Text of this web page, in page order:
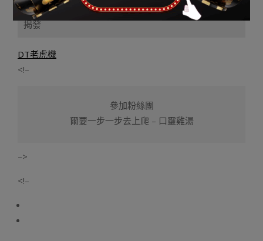
置，感謝互助!
揭發
DT老虎機
<!–
參加粉絲團
爾要一步一步去上爬 – 口靈雞湯
–>
<!–